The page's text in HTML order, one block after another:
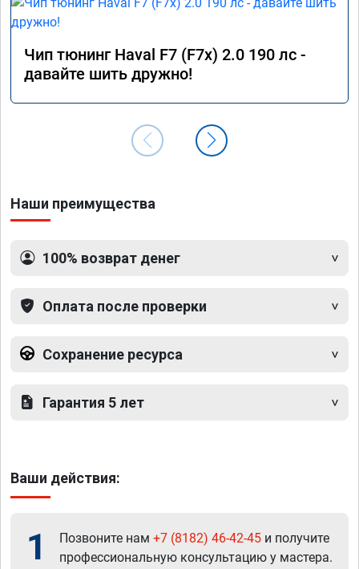
Чип тюнинг Haval F7 (F7x) 2.0 190 лс -
давайте шить дружно!
Наши преимущества
100% возврат денег
Оплата после проверки
Сохранение ресурса
Гарантия 5 лет
Ваши действия:
1 Позвоните нам +7 (8182) 46-42-45 и получите
профессиональную консультацию у мастера.